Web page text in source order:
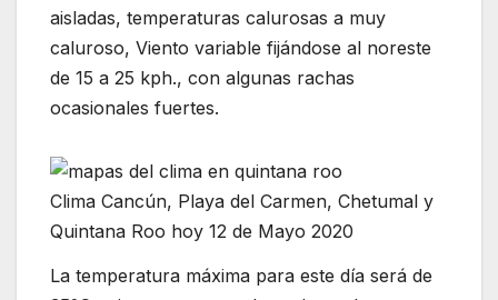
aisladas, temperaturas calurosas a muy
caluroso, Viento variable fijándose al noreste
de 15 a 25 kph., con algunas rachas
ocasionales fuertes.
Clima Cancún, Playa del Carmen, Chetumal y
Quintana Roo hoy 12 de Mayo 2020
La temperatura máxima para este día será de